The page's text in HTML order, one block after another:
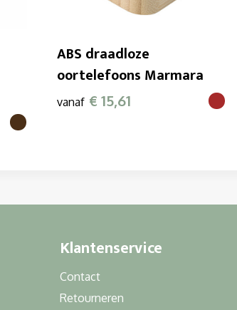
ABS draadloze
oortelefoons Marmara
vanaf € 15,61
Klantenservice
Contact
Retourneren